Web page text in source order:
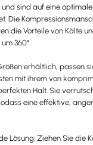
sind auf eine optimale
Die
die Vorteile von Kälte
360°.
erhältlich, passen
mit ihrem von
Halt. Sie
eine effektive,
Lösung: Ziehen Sie die